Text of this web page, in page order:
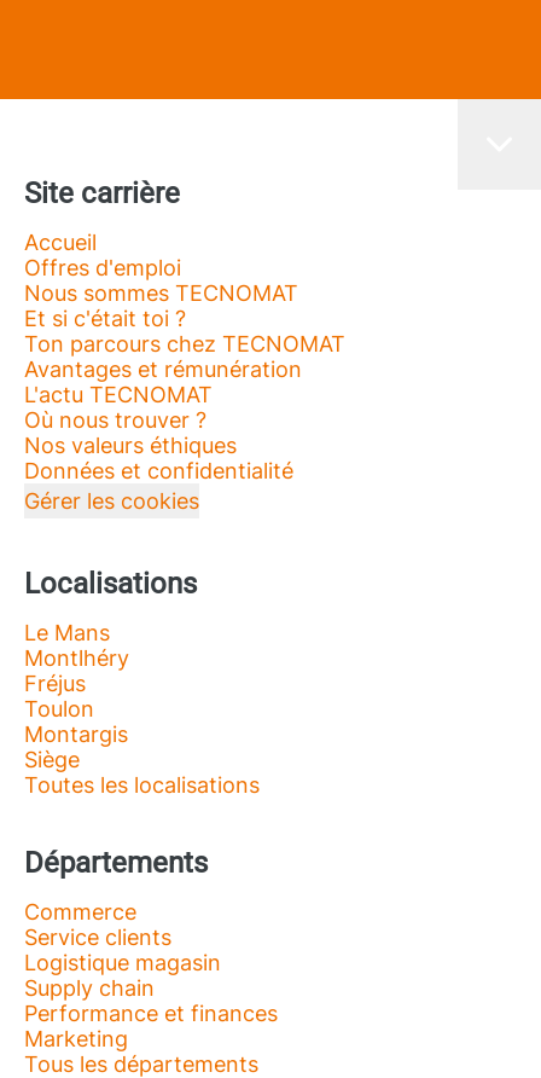
Site carrière
Accueil
Offres d'emploi
Nous sommes TECNOMAT
Et si c'était toi ?
Ton parcours chez TECNOMAT
Avantages et rémunération
L'actu TECNOMAT
Où nous trouver ?
Nos valeurs éthiques
Données et confidentialité
Gérer les cookies
Localisations
Le Mans
Montlhéry
Fréjus
Toulon
Montargis
Siège
Toutes les localisations
Départements
Commerce
Service clients
Logistique magasin
Supply chain
Performance et finances
Marketing
Tous les départements